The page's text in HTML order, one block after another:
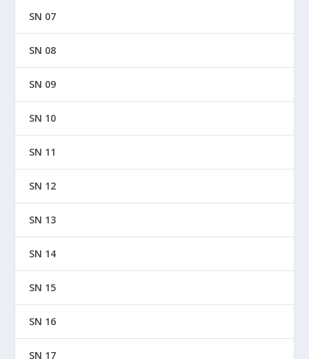
SN 07
SN 08
SN 09
SN 10
SN 11
SN 12
SN 13
SN 14
SN 15
SN 16
SN 17